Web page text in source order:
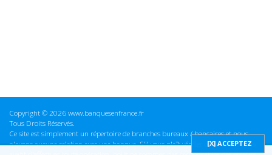
Copyright © 2026 www.banquesenfrance.fr
Tous Droits Réservés.
Ce site est simplement un répertoire de branches bureaux / bancaires et nous
n'avons aucune relation avec une banque. S'il vous plaît vérifier ces informations